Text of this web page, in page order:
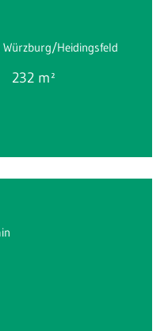
Heidingsfeld
232 m²